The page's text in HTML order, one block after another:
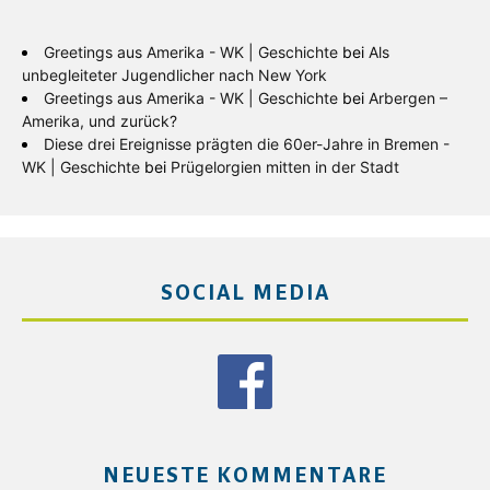
Greetings aus Amerika - WK | Geschichte bei Als
unbegleiteter Jugendlicher nach New York
Greetings aus Amerika - WK | Geschichte bei Arbergen –
Amerika, und zurück?
Diese drei Ereignisse prägten die 60er-Jahre in Bremen -
WK | Geschichte bei Prügelorgien mitten in der Stadt
SOCIAL MEDIA
NEUESTE KOMMENTARE